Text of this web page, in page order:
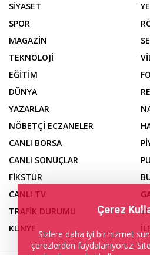
SİYASET
SPOR
MAGAZİN
TEKNOLOJİ
EĞİTİM
DÜNYA
YAZARLAR
NÖBETÇİ ECZANELER
CANLI BORSA
CANLI SONUÇLAR
FİKSTÜR
CANLI TV
TRAFİK DURUMU
KÜNYE
Çerez
Sizlere daha iyi bir hizmet
çerezlerden faydalanıyoruz.